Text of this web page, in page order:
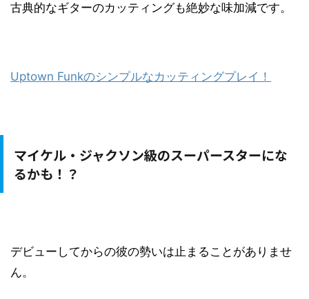
古典的なギターのカッティングも絶妙な味加減です。
Uptown Funkのシンプルなカッティングプレイ！
マイケル・ジャクソン級のスーパースターにな
るかも！？
デビューしてからの彼の勢いは止まることがありませ
ん。